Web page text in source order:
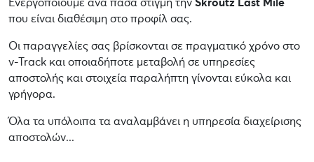
Ενεργοποιούμε ανά πάσα στιγμή την Skroutz Last Mile
που είναι διαθέσιμη στο προφίλ σας.
Οι παραγγελίες σας βρίσκονται σε πραγματικό χρόνο στο
v-Track και οποιαδήποτε μεταβολή σε υπηρεσίες
αποστολής και στοιχεία παραλήπτη γίνονται εύκολα και
γρήγορα.
Όλα τα υπόλοιπα τα αναλαμβάνει η υπηρεσία διαχείρισης
αποστολών...